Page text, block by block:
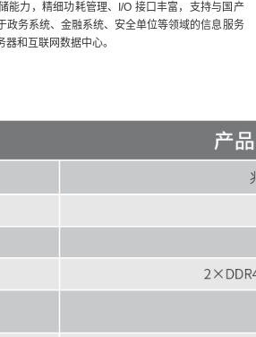
能力，精细功耗管理、I/O 接口丰富，支持与国产
政务系统、金融系统、安全单位等领域的信息服务
和互联网数据中心。